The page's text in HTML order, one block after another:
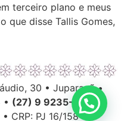
terceiro plano e meus
que disse Tallis Gomes,
30 • Juparanã •
• (27) 9 9235-6063
CRP: PJ 16/158